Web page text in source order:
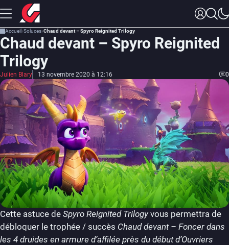
Accueil Soluces Chaud devant – Spyro Reignited Trilogy
Chaud devant – Spyro Reignited
Trilogy
Julien Blary 13 novembre 2020 à 12:16 0
Cette astuce de Spyro Reignited Trilogy vous permettra de
débloquer le trophée / succès Chaud devant – Foncer dans
les 4 druides en armure d’affilée près du début d’Ouvriers